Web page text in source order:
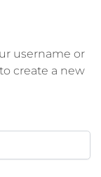
username or
create a new